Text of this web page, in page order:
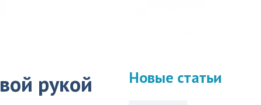
рукой Новые статьи